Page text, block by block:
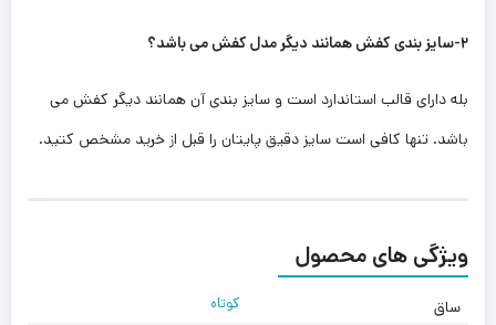
۲-سایز بندی کفش همانند دیگر مدل کفش می باشد؟
بله دارای قالب استاندارد است و سایز بندی آن همانند دیگر کفش می
باشد. تنها کافی است سایز دقیق پایتان را قبل از خرید مشخص کتید.
ویژگی های محصول
ساق کوتاه